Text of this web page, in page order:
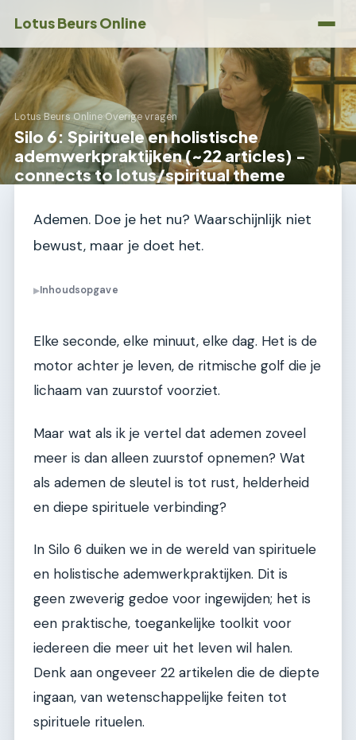
Lotus Beurs Online
Lotus Beurs Online›Overige vragen
Silo 6: Spirituele en holistische
ademwerkpraktijken (~22 articles) -
connects to lotus/spiritual theme
Ademen. Doe je het nu? Waarschijnlijk niet
bewust, maar je doet het.
▶Inhoudsopgave
Elke seconde, elke minuut, elke dag. Het is de
motor achter je leven, de ritmische golf die je
lichaam van zuurstof voorziet.
Maar wat als ik je vertel dat ademen zoveel
meer is dan alleen zuurstof opnemen? Wat
als ademen de sleutel is tot rust, helderheid
en diepe spirituele verbinding?
In Silo 6 duiken we in de wereld van spirituele
en holistische ademwerkpraktijken. Dit is
geen zweverig gedoe voor ingewijden; het is
een praktische, toegankelijke toolkit voor
iedereen die meer uit het leven wil halen.
Denk aan ongeveer 22 artikelen die de diepte
ingaan, van wetenschappelijke feiten tot
spirituele rituelen.